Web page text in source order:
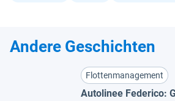
Andere Geschichten
Flottenmanagement
Autolinee Federico: